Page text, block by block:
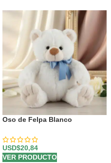
Oso de Felpa Blanco
USD$20,84
VER PRODUCTO